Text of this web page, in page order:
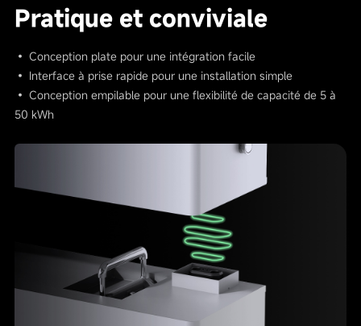
Pratique et conviviale
• Conception plate pour une intégration facile
• Interface à prise rapide pour une installation simple
• Conception empilable pour une flexibilité de capacité de 5 à
50 kWh